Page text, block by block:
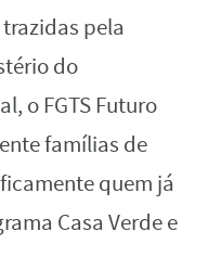
pela
do
o FGTS Futuro
famílias de
quem já
Casa Verde e